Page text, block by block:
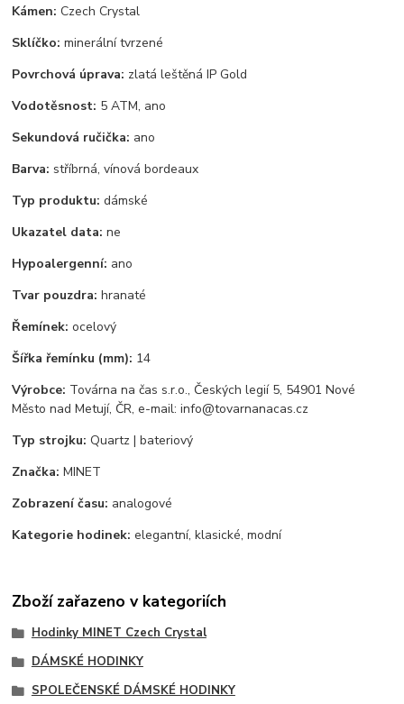
Kámen: Czech Crystal
Sklíčko: minerální tvrzené
Povrchová úprava: zlatá leštěná IP Gold
Vodotěsnost: 5 ATM, ano
Sekundová ručička: ano
Barva: stříbrná, vínová bordeaux
Typ produktu: dámské
Ukazatel data: ne
Hypoalergenní: ano
Tvar pouzdra: hranaté
Řemínek: ocelový
Šířka řemínku (mm): 14
Výrobce: Továrna na čas s.r.o., Českých legií 5, 54901 Nové
Město nad Metují, ČR, e-mail: info@tovarnanacas.cz
Typ strojku: Quartz | bateriový
Značka: MINET
Zobrazení času: analogové
Kategorie hodinek: elegantní, klasické, modní
Zboží zařazeno v kategoriích
Hodinky MINET Czech Crystal
DÁMSKÉ HODINKY
SPOLEČENSKÉ DÁMSKÉ HODINKY